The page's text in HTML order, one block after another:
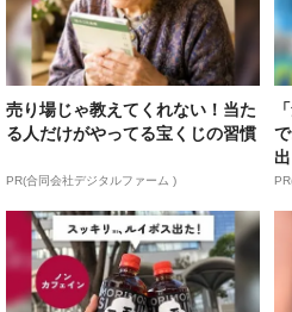
売り場じゃ教えてくれない！当た
る人だけがやってる宝くじの習慣
PR(合同会社デジタルファーム )
出